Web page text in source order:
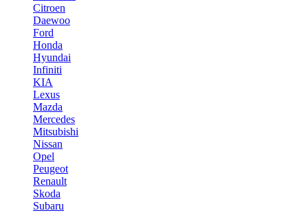
Citroen
Daewoo
Ford
Honda
Hyundai
Infiniti
KIA
Lexus
Mazda
Mercedes
Mitsubishi
Nissan
Opel
Peugeot
Renault
Skoda
Subaru